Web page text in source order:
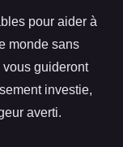
pour aider à
monde sans
guideront
investie,
averti.